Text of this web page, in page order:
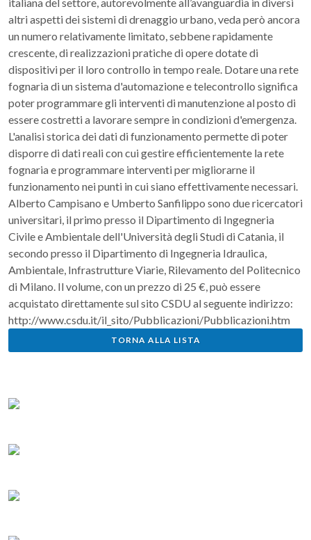
altri aspetti dei sistemi di drenaggio urbano, veda però ancora
un numero relativamente limitato, sebbene rapidamente
crescente, di realizzazioni pratiche di opere dotate di
dispositivi per il loro controllo in tempo reale. Dotare una rete
fognaria di un sistema d'automazione e telecontrollo significa
poter programmare gli interventi di manutenzione al posto di
essere costretti a lavorare sempre in condizioni d'emergenza.
L'analisi storica dei dati di funzionamento permette di poter
disporre di dati reali con cui gestire efficientemente la rete
fognaria e programmare interventi per migliorarne il
funzionamento nei punti in cui siano effettivamente necessari.
Alberto Campisano e Umberto Sanfilippo sono due ricercatori
universitari, il primo presso il Dipartimento di Ingegneria
Civile e Ambientale dell'Università degli Studi di Catania, il
secondo presso il Dipartimento di Ingegneria Idraulica,
Ambientale, Infrastrutture Viarie, Rilevamento del Politecnico
di Milano. Il volume, con un prezzo di 25 €, può essere
acquistato direttamente sul sito CSDU al seguente indirizzo:
http://www.csdu.it/il_sito/Pubblicazioni/Pubblicazioni.htm
TORNA ALLA LISTA